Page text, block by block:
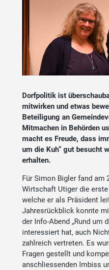
Dorfpolitik ist
mitwirken und etwas
Beteiligung an
Mitmachen in Behörden
macht es Freude, dass
um die Kuh“ gut besucht
erhalten.
Für Simon Bigler fand am
Wirtschaft Utiger die
welche er als Präsident
Jahresrückblick konnte
der Info-Abend „Rund um
interessiert hat, auch
zahlreich vertreten. Es
Fragen gestellt und
anschliessenden Imbiss